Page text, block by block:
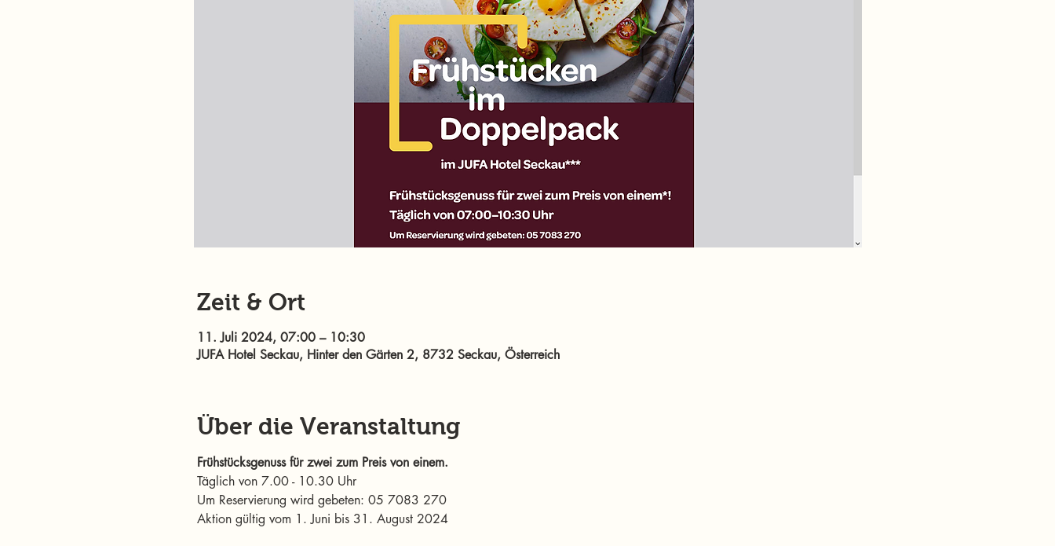
Zeit & Ort
11. Juli 2024, 07:00 – 10:30
JUFA Hotel Seckau, Hinter den Gärten 2, 8732 Seckau, Österreich
Über die Veranstaltung
Frühstücksgenuss für zwei zum Preis von einem.
Täglich von 7.00 - 10.30 Uhr
Um Reservierung wird gebeten: 05 7083 270
Aktion gültig vom 1. Juni bis 31. August 2024